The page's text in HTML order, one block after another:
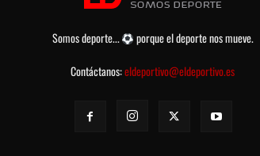
Somos deporte...
porque el deporte nos mueve.
Contáctanos:eldeportivo@eldeportivo.es